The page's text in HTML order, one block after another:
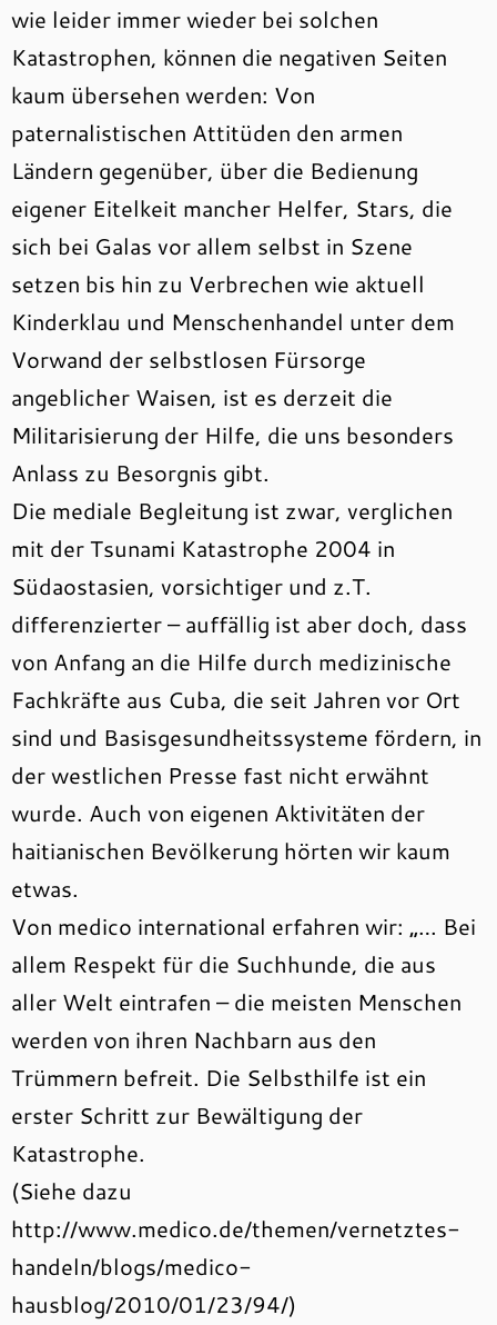
wie leider immer wieder bei solchen
Katastrophen, können die negativen Seiten
kaum übersehen werden: Von
paternalistischen Attitüden den armen
Ländern gegenüber, über die Bedienung
eigener Eitelkeit mancher Helfer, Stars, die
sich bei Galas vor allem selbst in Szene
setzen bis hin zu Verbrechen wie aktuell
Kinderklau und Menschenhandel unter dem
Vorwand der selbstlosen Fürsorge
angeblicher Waisen, ist es derzeit die
Militarisierung der Hilfe, die uns besonders
Anlass zu Besorgnis gibt.
Die mediale Begleitung ist zwar, verglichen
mit der Tsunami Katastrophe 2004 in
Südaostasien, vorsichtiger und z.T.
differenzierter – auffällig ist aber doch, dass
von Anfang an die Hilfe durch medizinische
Fachkräfte aus Cuba, die seit Jahren vor Ort
sind und Basisgesundheitssysteme fördern, in
der westlichen Presse fast nicht erwähnt
wurde. Auch von eigenen Aktivitäten der
haitianischen Bevölkerung hörten wir kaum
etwas.
Von medico international erfahren wir: „… Bei
allem Respekt für die Suchhunde, die aus
aller Welt eintrafen – die meisten Menschen
werden von ihren Nachbarn aus den
Trümmern befreit. Die Selbsthilfe ist ein
erster Schritt zur Bewältigung der
Katastrophe.
(Siehe dazu
http://www.medico.de/themen/vernetztes-
handeln/blogs/medico-
hausblog/2010/01/23/94/)